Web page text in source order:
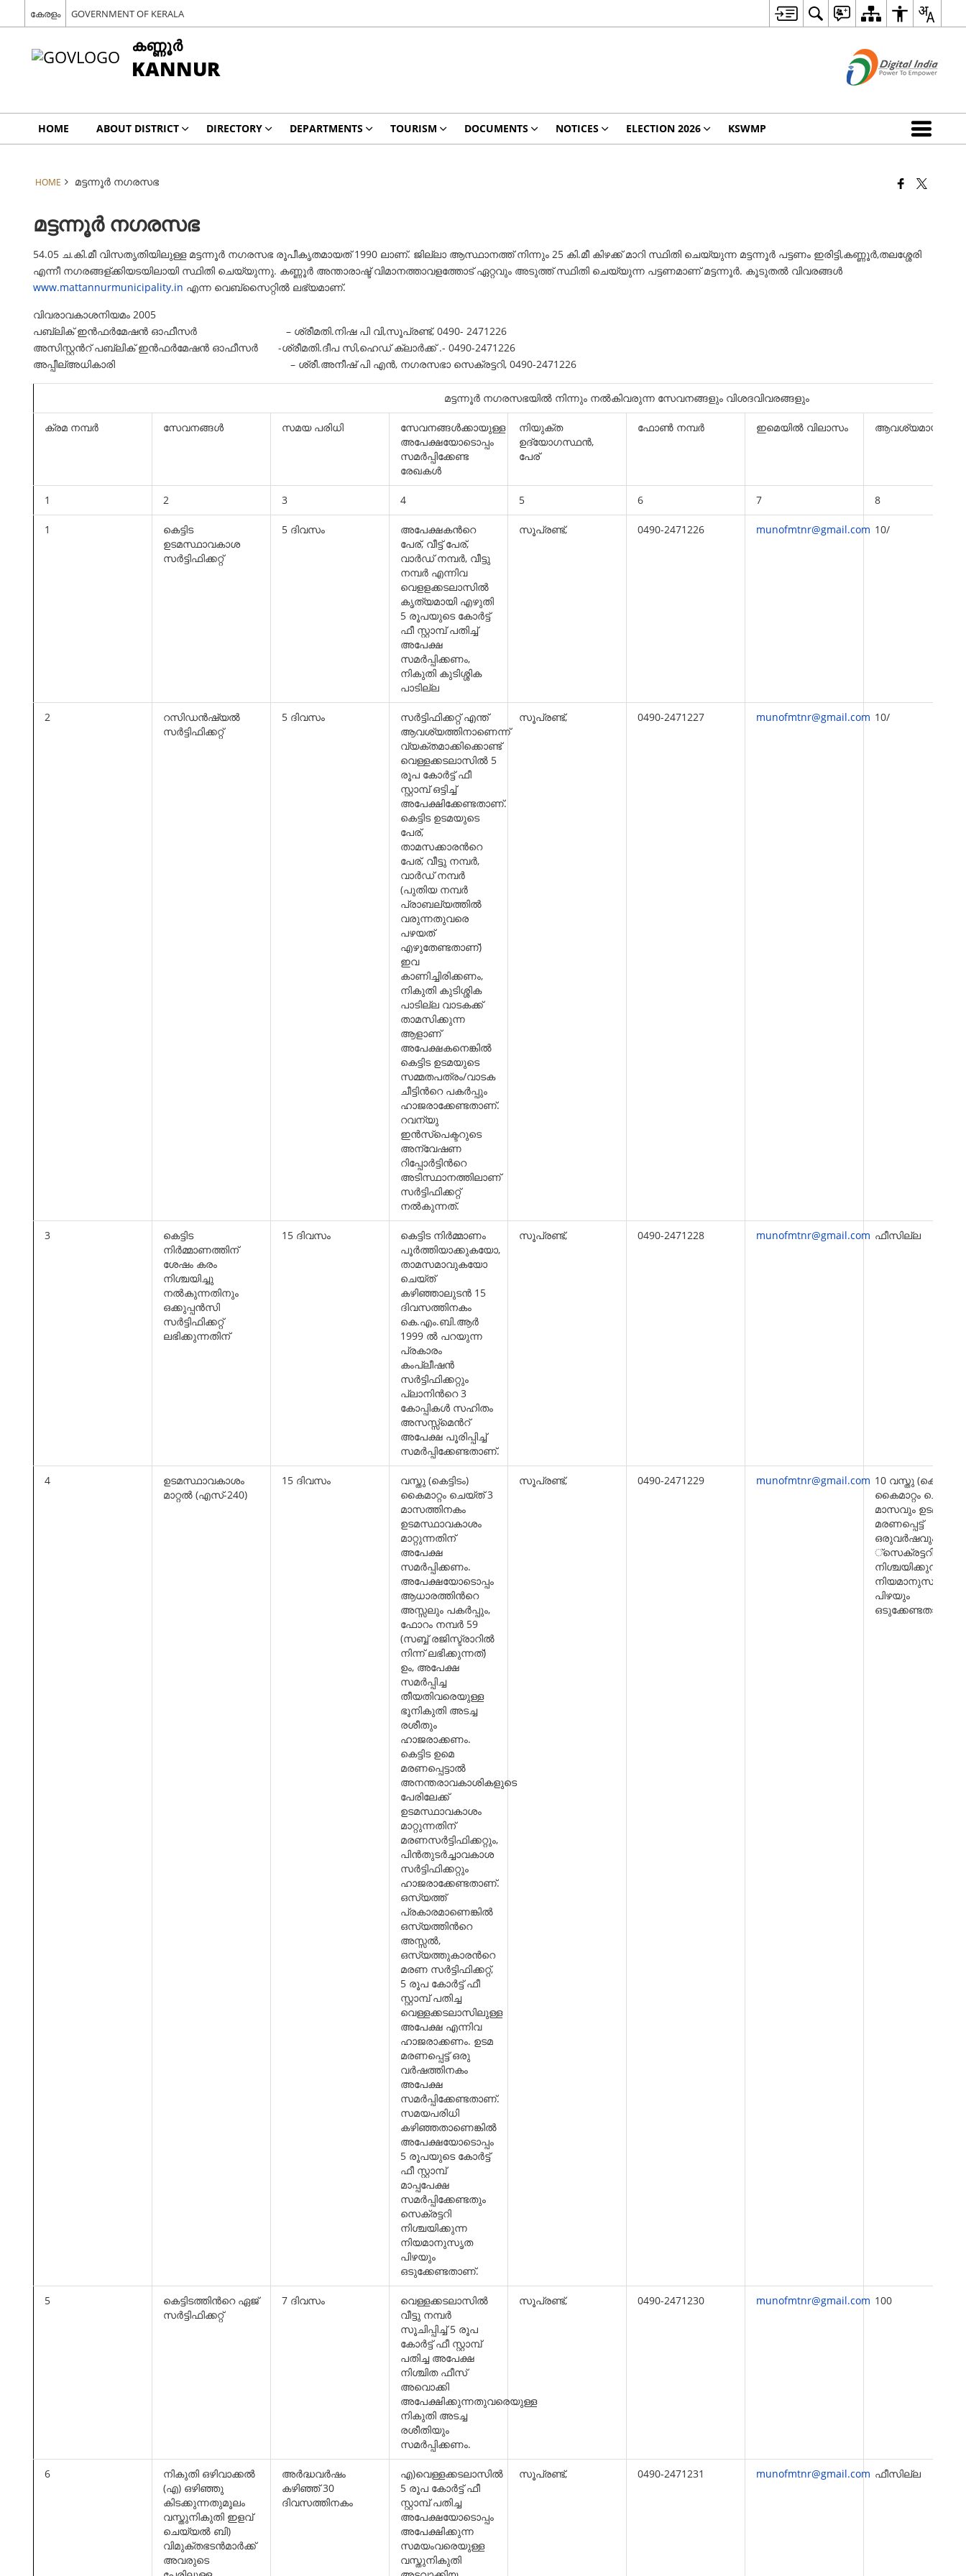
കേരളം GOVERNMENT OF KERALA
കണ്ണൂര്‍
KANNUR
HOME ABOUT DISTRICT DIRECTORY DEPARTMENTS TOURISM DOCUMENTS NOTICES ELECTION 2026 KSWMP
HOME മട്ടന്നൂർ നഗരസഭ
മട്ടന്നൂർ നഗരസഭ
54.05 ച.കി.മീ വിസതൃതിയിലുള്ള മട്ടന്നൂര്‍ നഗരസഭ രൂപീകൃതമായത് 1990 ലാണ്. ജില്ലാ ആസ്ഥാനത്ത് നിന്നും 25 കി.മീ കിഴക്ക് മാറി സ്ഥിതി ചെയ്യുന്ന മട്ടന്നൂര്‍ പട്ടണം ഇരിട്ടി,കണ്ണൂര്‍,തലശ്ശേരി
എന്നീ നഗരങ്ങള്ക്കിയടയിലായി സ്ഥിതി ചെയ്യുന്നു. കണ്ണൂര്‍ അന്താരാഷ്ട് വിമാനത്താവളത്തോട് ഏറ്റവും അടുത്ത് സ്ഥിതി ചെയ്യുന്ന പട്ടണമാണ് മട്ടന്നൂര്‍. കൂടുതല്‍ വിവരങ്ങള്‍
www.mattannurmunicipality.in എന്ന വെബ്സൈറ്റില്‍ ലഭ്യമാണ്.
വിവരാവകാശനിയമം 2005
പബ്ലിക് ഇന്‍ഫര്‍മേഷന്‍ ഓഫീസര്‍ – ശ്രീമതി.നിഷ പി വി,സൂപ്രണ്ട്, 0490- 2471226
അസിസ്റ്റന്‍റ് പബ്ലിക് ഇന്‍ഫര്‍മേഷന്‍ ഓഫീസര്‍ -ശ്രീമതി.ദീപ സി,ഹെഡ് ക്ലാര്‍ക്ക് .- 0490-2471226
അപ്പീല്അധികാരി – ശ്രീ.അനീഷ് പി എന്‍, നഗരസഭാ സെക്രട്ടറി, 0490-2471226
മട്ടന്നൂര്‍ നഗരസഭയില്‍ നിന്നും നല്‍കിവരുന്ന സേവനങ്ങളും വിശദവിവരങ്ങളും
ക്രമ നമ്പര്‍ സേവനങ്ങള്‍ സമയ പരിധി
സേവനങ്ങള്‍ക്കായുള്ള
അപേക്ഷയോടൊപ്പം
സമര്‍പ്പിക്കേണ്ട
രേഖകള്‍
നിയുക്ത
ഉദ്യോഗസ്ഥന്‍,
പേര്
ഫോണ്‍ നമ്പര്‍ ഇമെയില്‍ വിലാസം ആവശ്യമായ
1 2 3 4 5 6 7 8
1
കെട്ടിട
ഉടമസ്ഥാവകാശ
സര്‍ട്ടിഫിക്കറ്റ്
5 ദിവസം
അപേക്ഷകന്‍റെ
പേര്, വീട്ട് പേര്,
വാര്‍ഡ് നമ്പര്‍, വീട്ടു
നമ്പര്‍ എന്നിവ
വെളളക്കടലാസില്‍
കൃത്യമായി എഴുതി
5 രൂപയുടെ കോര്‍ട്ട്
ഫീ സ്റ്റാമ്പ് പതിച്ച്
അപേക്ഷ
സമര്‍പ്പിക്കണം,
നികുതി കുടിശ്ശിക
പാടില്ല
സൂപ്രണ്ട്, 0490-2471226 munofmtnr@gmail.com 10/
2
റസിഡന്‍ഷ്യല്‍
സര്‍ട്ടിഫിക്കറ്റ്
5 ദിവസം
സര്‍ട്ടിഫിക്കറ്റ് എന്ത്
ആവശ്യത്തിനാണെന്ന്
വ്യക്തമാക്കിക്കൊണ്ട്
വെള്ളക്കടലാസില്‍ 5
രൂപ കോര്‍ട്ട് ഫീ
സ്റ്റാമ്പ് ഒട്ടിച്ച്
അപേക്ഷിക്കേണ്ടതാണ്.
കെട്ടിട ഉടമയുടെ
പേര്,
താമസക്കാരന്‍റെ
പേര്, വീട്ടു നമ്പര്‍,
വാര്‍ഡ് നമ്പര്‍
(പുതിയ നമ്പര്‍
പ്രാബല്യത്തില്‍
വരുന്നതുവരെ
പഴയത്
എഴുതേണ്ടതാണ്)
ഇവ
കാണിച്ചിരിക്കണം,
നികുതി കുടിശ്ശിക
പാടില്ല വാടകക്ക്
താമസിക്കുന്ന
ആളാണ്
അപേക്ഷകനെങ്കില്‍
കെട്ടിട ഉടമയുടെ
സമ്മതപത്രം/വാടക
ചീട്ടിന്‍റെ പകര്‍പ്പും
ഹാജരാക്കേണ്ടതാണ്.
റവന്യു
ഇന്‍സ്പെക്ടറുടെ
അന്വേഷണ
റിപ്പോര്‍ട്ടിന്‍റെ
അടിസ്ഥാനത്തിലാണ്
സര്‍ട്ടിഫിക്കറ്റ്
നല്‍കുന്നത്.
സൂപ്രണ്ട്, 0490-2471227 munofmtnr@gmail.com 10/
3
കെട്ടിട
നിര്‍മ്മാണത്തിന്
ശേഷം കരം
നിശ്ചയിച്ചു
നല്‍കുന്നതിനും
ഒക്കുപ്പന്‍സി
സര്‍ട്ടിഫിക്കറ്റ്
ലഭിക്കുന്നതിന്
15 ദിവസം
കെട്ടിട നിര്‍മ്മാണം
പൂര്‍ത്തിയാക്കുകയോ,
താമസമാവുകയോ
ചെയ്ത്
കഴിഞ്ഞാലുടന്‍ 15
ദിവസത്തിനകം
കെ.എം.ബി.ആര്‍
1999 ല്‍ പറയുന്ന
പ്രകാരം
കംപ്ലീഷന്‍
സര്‍ട്ടിഫിക്കറ്റും
പ്ലാനിന്‍റെ 3
കോപ്പികള്‍ സഹിതം
അസസ്സ്മെന്‍റ്
അപേക്ഷ പൂരിപ്പിച്ച്
സമര്‍പ്പിക്കേണ്ടതാണ്.
സൂപ്രണ്ട്, 0490-2471228 munofmtnr@gmail.com ഫീസില്ല
4
ഉടമസ്ഥാവകാശം
മാറ്റല്‍ (എസ്-240)
15 ദിവസം
വസ്തു (കെട്ടിടം)
കൈമാറ്റം ചെയ്ത് 3
മാസത്തിനകം
ഉടമസ്ഥാവകാശം
മാറ്റുന്നതിന്
അപേക്ഷ
സമര്‍പ്പിക്കണം.
അപേക്ഷയോടൊപ്പം
ആധാരത്തിന്‍റെ
അസ്സലും പകര്‍പ്പും,
ഫോറം നമ്പര്‍ 59
(സബ്ബ് രജിസ്ട്രാറില്‍
നിന്ന് ലഭിക്കുന്നത്)
ഉം, അപേക്ഷ
സമര്‍പ്പിച്ച
തീയതിവരെയുള്ള
ഭൂനികുതി അടച്ച
രശീതും
ഹാജരാക്കണം.
കെട്ടിട ഉമെ
മരണപ്പെട്ടാല്‍
അനന്തരാവകാശികളുടെ
പേരിലേക്ക്
ഉടമസ്ഥാവകാശം
മാറ്റുന്നതിന്
മരണസര്‍ട്ടിഫിക്കറ്റും,
പിന്‍തുടര്‍ച്ചാവകാശ
സര്‍ട്ടിഫിക്കറ്റും
ഹാജരാക്കേണ്ടതാണ്.
ഒസ്യത്ത്
പ്രകാരമാണെങ്കില്‍
ഒസ്യത്തിന്‍റെ
അസ്സല്‍,
ഒസ്യത്തുകാരന്‍റെ
മരണ സര്‍ട്ടിഫിക്കറ്റ്,
5 രൂപ കോര്‍ട്ട് ഫീ
സ്റ്റാമ്പ് പതിച്ച
വെള്ളക്കടലാസിലുള്ള
അപേക്ഷ എന്നിവ
ഹാജരാക്കണം. ഉടമ
മരണപ്പെട്ട് ഒരു
വര്‍ഷത്തിനകം
അപേക്ഷ
സമര്‍പ്പിക്കേണ്ടതാണ്.
സമയപരിധി
കഴിഞ്ഞതാണെങ്കില്‍
അപേക്ഷയോടൊപ്പം
5 രൂപയുടെ കോര്‍ട്ട്
ഫീ സ്റ്റാമ്പ്
മാപ്പപേക്ഷ
സമര്‍പ്പിക്കേണ്ടതും
സെക്രട്ടറി
നിശ്ചയിക്കുന്ന
നിയമാനുസൃത
പിഴയും
ഒടുക്കേണ്ടതാണ്.
സൂപ്രണ്ട്, 0490-2471229 munofmtnr@gmail.com 10 വസ്തു (കെട്ടിടം)
കൈമാറ്റം ചെയ്ത്
മാസവും ഉടമ
മരണപ്പെട്ട്
്സെക്രട്ടറി
നിശ്ചയിക്കുന്ന
നിയമാനുസൃത
പിഴയും
ഒടുക്കേണ്ടതാണ്.
5
കെട്ടിടത്തിന്‍റെ ഏജ്
സര്‍ട്ടിഫിക്കറ്റ്
7 ദിവസം
വെള്ളക്കടലാസില്‍
വീട്ടു നമ്പര്‍
സൂചിപ്പിച്ച് 5 രൂപ
കോര്‍ട്ട് ഫീ സ്റ്റാമ്പ്
പതിച്ച അപേക്ഷ
നിശ്ചിത ഫീസ്
അവൊക്കി
അപേക്ഷിക്കുന്നതുവരെയുള്ള
നികുതി അടച്ച
രശീതിയും
സമര്‍പ്പിക്കണം.
സൂപ്രണ്ട്, 0490-2471230 munofmtnr@gmail.com 100
6
നികുതി ഒഴിവാക്കല്‍
(എ) ഒഴിഞ്ഞു
കിടക്കുന്നതുമൂലം
വസ്തുനികുതി ഇളവ്
ചെയ്യല്‍ ബി)
വിമുക്തഭടന്‍മാര്‍ക്ക്
അവരുടെ
അര്‍ദ്ധവര്‍ഷം
കഴിഞ്ഞ് 30
ദിവസത്തിനകം
എ)വെള്ളക്കടലാസില്‍
5 രൂപ കോര്‍ട്ട് ഫീ
സ്റ്റാമ്പ് പതിച്ച
അപേക്ഷയോടൊപ്പം
അപേക്ഷിക്കുന്ന
സമയംവരെയുള്ള
വസ്തുനികുതി
സൂപ്രണ്ട്, 0490-2471231 munofmtnr@gmail.com ഫീസില്ല